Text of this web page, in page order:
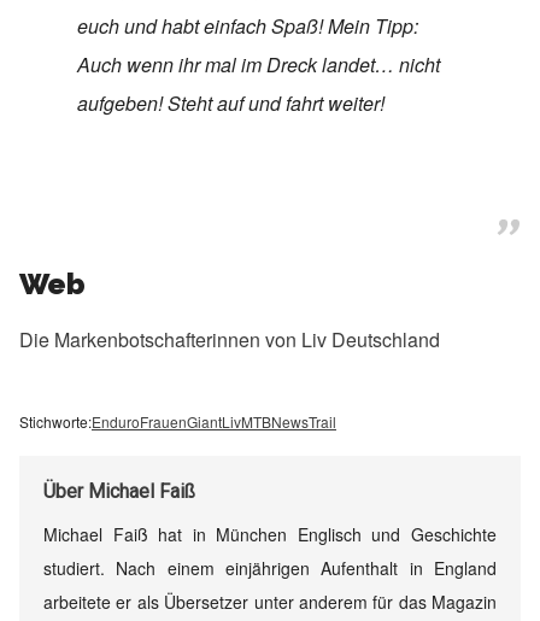
euch und habt einfach Spaß! Mein Tipp:
Auch wenn ihr mal im Dreck landet… nicht
aufgeben! Steht auf und fahrt weiter!
Web
Die Markenbotschafterinnen von Liv Deutschland
Stichworte:EnduroFrauenGiantLivMTBNewsTrail
Über Michael Faiß
Michael Faiß hat in München Englisch und Geschichte
studiert. Nach einem einjährigen Aufenthalt in England
arbeitete er als Übersetzer unter anderem für das Magazin